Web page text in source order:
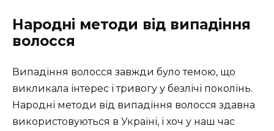
Народні методи від випадіння
волосся
Випадіння волосся завжди було темою, що
викликала інтерес і тривогу у безлічі поколінь.
Народні методи від випадіння волосся здавна
використовуються в Україні, і хоч у наш час